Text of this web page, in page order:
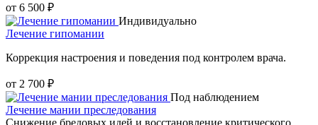
от 6 500 ₽
Индивидуально
Лечение гипомании
Коррекция настроения и поведения под контролем врача.
от 2 700 ₽
Под наблюдением
Лечение мании преследования
Снижение бредовых идей и восстановление критического